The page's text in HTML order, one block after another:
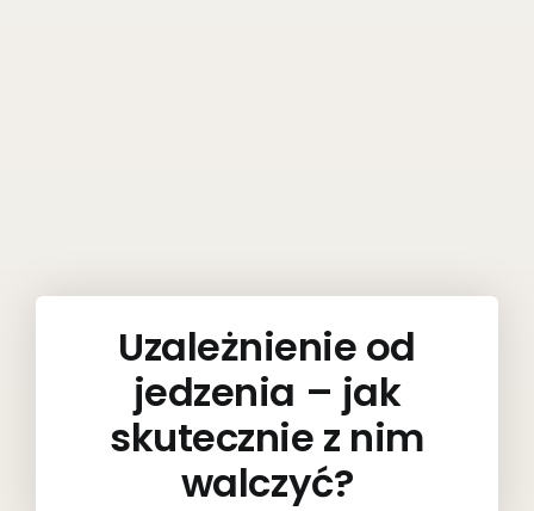
Uzależnienie od
jedzenia – jak
skutecznie z nim
walczyć?